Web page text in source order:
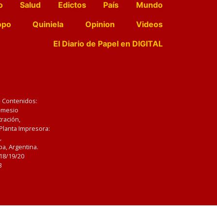
Salud Edictos País
Mundo
Quiniela Opinion
Videos
El Diario de Papel en DIGITAL
Impresora:
Argentina.
19/20